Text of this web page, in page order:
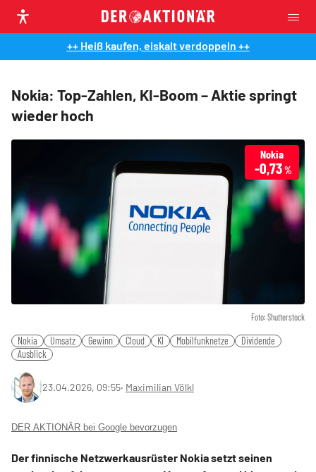
++ Heiß kaufen, eiskalt verdoppeln ++
Nokia: Top-Zahlen, KI-Boom – Aktie springt
wieder hoch
Foto: Shutterstock
Nokia
-0,73%
Nokia Umsatz Gewinn Cloud KI Mobilfunknetze
Dividende
Ausblick
23.04.2026, 09:55‧ Maximilian Völkl
DER AKTIONÄR bei Google bevorzugen
Der finnische Netzwerkausrüster Nokia setzt seinen